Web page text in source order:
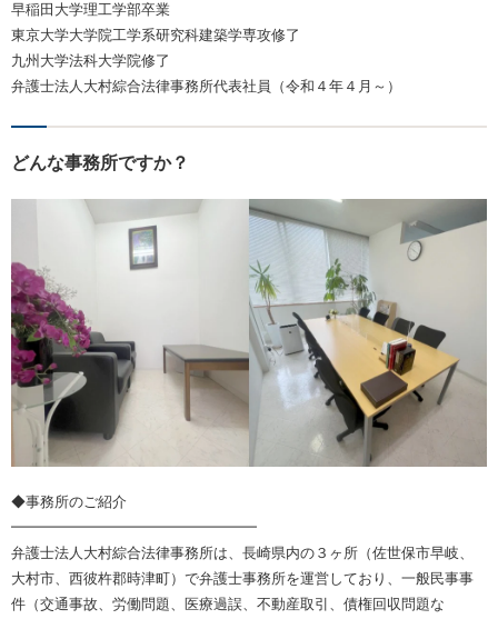
早稲田大学理工学部卒業
東京大学大学院工学系研究科建築学専攻修了
九州大学法科大学院修了
弁護士法人大村綜合法律事務所代表社員（令和４年４月～）
どんな事務所ですか？
◆事務所のご紹介
━━━━━━━━━━━━━━━━━
弁護士法人大村綜合法律事務所は、長崎県内の３ヶ所（佐世保市早岐、
大村市、西彼杵郡時津町）で弁護士事務所を運営しており、一般民事事
件（交通事故、労働問題、医療過誤、不動産取引、債権回収問題な